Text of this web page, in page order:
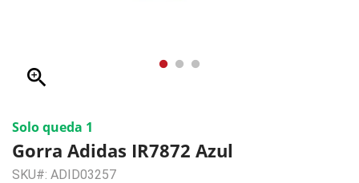
zoom_in
Solo queda 1
Gorra Adidas IR7872 Azul
SKU#: ADID03257